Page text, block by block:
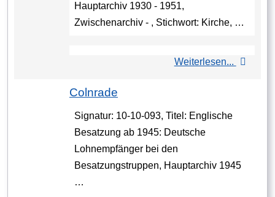
Hauptarchiv 1930 - 1951,
Zwischenarchiv - , Stichwort: Kirche, …
Weiterlesen...
Colnrade
Signatur: 10-10-093, Titel: Englische
Besatzung ab 1945: Deutsche
Lohnempfänger bei den
Besatzungstruppen, Hauptarchiv 1945
…